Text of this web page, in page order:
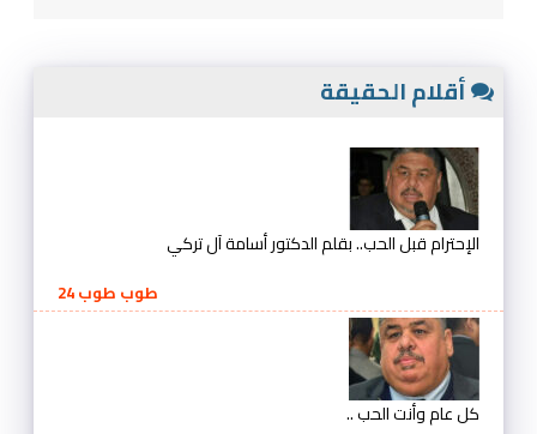
أقلام الحقيقة
الإحترام قبل الحب.. بقلم الدكتور أسامة آل تركي
طوب طوب 24
كل عام وأنت الحب ..